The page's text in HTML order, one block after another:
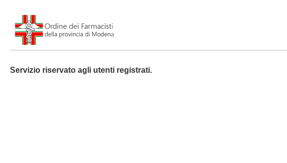
Servizio riservato agli utenti registrati.